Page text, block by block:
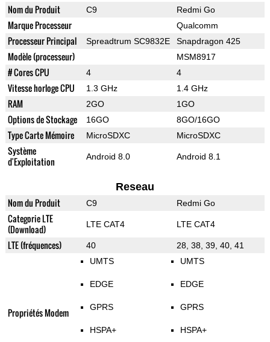
Nom du Produit C9 Redmi Go
Marque Processeur Qualcomm
Processeur Principal Spreadtrum SC9832E Snapdragon 425
Modèle (processeur) MSM8917
# Cores CPU 4 4
Vitesse horloge CPU 1.3 GHz 1.4 GHz
RAM 2GO 1GO
Options de Stockage 16GO 8GO/16GO
Type Carte Mémoire MicroSDXC MicroSDXC
Système
d'Exploitation
Android 8.0 Android 8.1
Reseau
Nom du Produit C9 Redmi Go
Categorie LTE
(Download)
LTE CAT4 LTE CAT4
LTE (fréquences) 40 28, 38, 39, 40, 41
Propriétés Modem
UMTS
EDGE
GPRS
HSPA+
UMTS
EDGE
GPRS
HSPA+